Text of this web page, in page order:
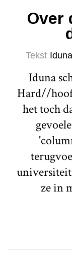
Over
Tekst
Iduna
Hard//
het toch
ze in